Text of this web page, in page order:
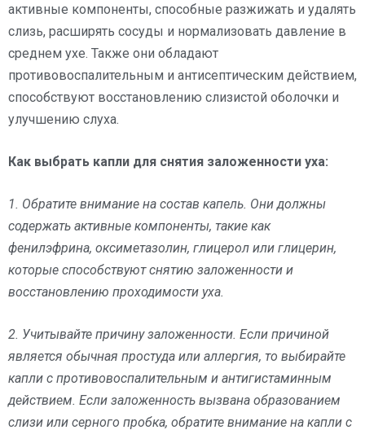
активные компоненты, способные разжижать и удалять
слизь, расширять сосуды и нормализовать давление в
среднем ухе. Также они обладают
противовоспалительным и антисептическим действием,
способствуют восстановлению слизистой оболочки и
улучшению слуха.
Как выбрать капли для снятия заложенности уха:
1. Обратите внимание на состав капель. Они должны
содержать активные компоненты, такие как
фенилэфрина, оксиметазолин, глицерол или глицерин,
которые способствуют снятию заложенности и
восстановлению проходимости уха.
2. Учитывайте причину заложенности. Если причиной
является обычная простуда или аллергия, то выбирайте
капли с противовоспалительным и антигистаминным
действием. Если заложенность вызвана образованием
слизи или серного пробка, обратите внимание на капли с